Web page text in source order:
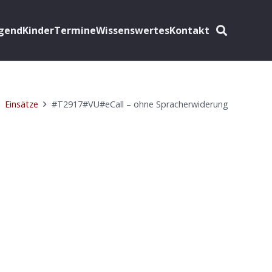
KinderTermineWissenswertesKontakt
Einsätze #T2917#VU#eCall – ohne Spracherwiderung